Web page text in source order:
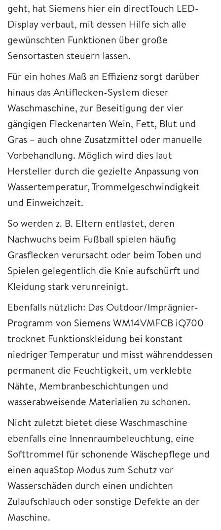
geht, hat Siemens hier ein directTouch LED-
Display verbaut, mit dessen Hilfe sich alle
gewünschten Funktionen über große
Sensortasten steuern lassen.
Für ein hohes Maß an Effizienz sorgt darüber
hinaus das Antiflecken-System dieser
Waschmaschine, zur Beseitigung der vier
gängigen Fleckenarten Wein, Fett, Blut und
Gras – auch ohne Zusatzmittel oder manuelle
Vorbehandlung. Möglich wird dies laut
Hersteller durch die gezielte Anpassung von
Wassertemperatur, Trommelgeschwindigkeit
und Einweichzeit.
So werden z. B. Eltern entlastet, deren
Nachwuchs beim Fußball spielen häufig
Grasflecken verursacht oder beim Toben und
Spielen gelegentlich die Knie aufschürft und
Kleidung stark verunreinigt.
Ebenfalls nützlich: Das Outdoor/Imprägnier-
Programm von Siemens WM14VMFCB iQ700
trocknet Funktionskleidung bei konstant
niedriger Temperatur und misst währenddessen
permanent die Feuchtigkeit, um verklebte
Nähte, Membranbeschichtungen und
wasserabweisende Materialien zu schonen.
Nicht zuletzt bietet diese Waschmaschine
ebenfalls eine Innenraumbeleuchtung, eine
Softtrommel für schonende Wäschepflege und
einen aquaStop Modus zum Schutz vor
Wasserschäden durch einen undichten
Zulaufschlauch oder sonstige Defekte an der
Maschine.